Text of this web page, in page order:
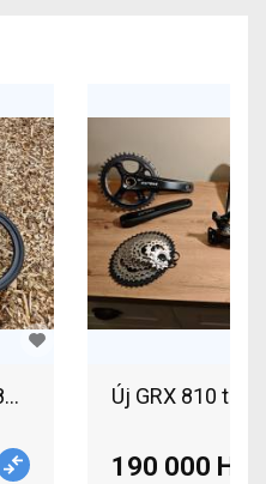
2*12 eladó Ultegra di2
Új GRX 810
190 000 HUF